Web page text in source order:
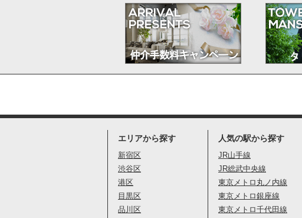
エリアから探す
新宿区
渋谷区
港区
目黒区
品川区
人気の駅から探す
JR山手線
JR総武中央線
東京メトロ丸ノ内線
東京メトロ銀座線
東京メトロ千代田線